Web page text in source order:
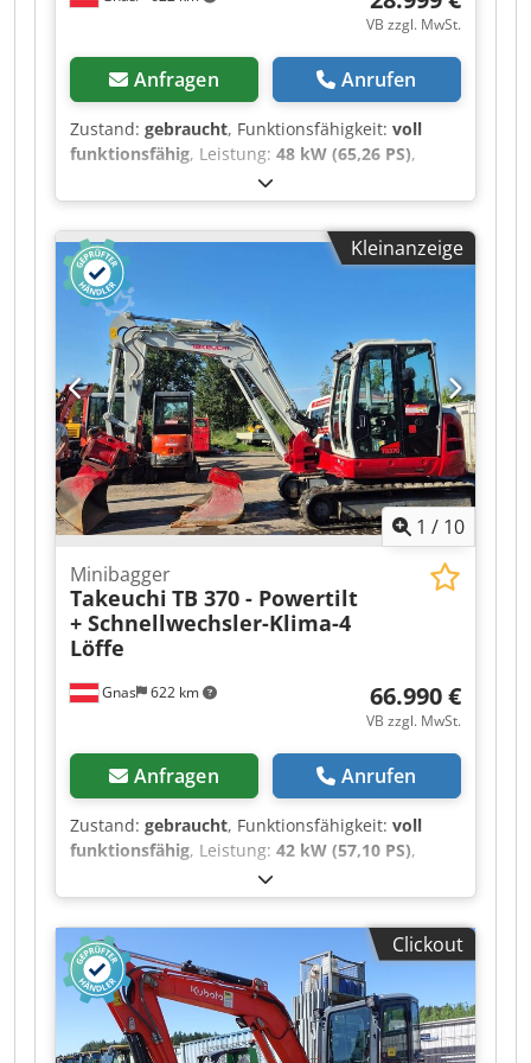
Klimaanlage, CE Zertifikat, Dkodpfxjzqxive Ahisr
VB zzgl. MwSt.
Anfragen Anrufen
Zustand: gebraucht, Funktionsfähigkeit: voll
funktionsfähig, Leistung: 48 kW (65,26 PS),
, Leergewicht:
Baujahr:2010, Betriebsstunden:8.809 h,
Antriebsart:Diesel, Minibagger Zustand
Technisch: gut Dedpfxezqxipo Ahiokr
Beschreibung: Bagger - Kettenbagger -
Raupenbagger - Minibagger TAKEUCHI TB 175 - -
Baujahr 2010 - - 8809 Betriebsstunden - -
hydraulischer Schnellwechsler - - -MARTIN-
POWERTILT - - KLIMAANLAGE - - 2 Stk.
Grabenlöffel 40 + 60 cm - - 1 Stk. Böschungslöffel
150 cm - - - 4-Zylinder YANMAR-Dieselmotor 48,2
kW - - - Gummiketten ca. 50% - -
DIESELBETANKUNGSPUMPE - - 3. + 4. Steuerkreis
- - 12 Volt-Anlage - - - guter Originalzustand
Schnellwechsler, Löffel, 3. Ventil, 4. Ventil,
Arbeitsscheinwerfer hinten, Arbeitsscheinwerfer
vorn, Heizung, Vollkabine, Klimaanlage,
Kleinanzeige
1 / 10
Gnas 622 km
Minibagger
Takeuchi TB 370 - Powertilt
+ Schnellwechsler-Klima-4
Löffe
66.990 €
VB zzgl. MwSt.
Anfragen Anrufen
Zustand: gebraucht, Funktionsfähigkeit: voll
funktionsfähig, Leistung: 42 kW (57,10 PS),
, Leergewicht:
Baujahr:2022, Betriebsstunden:1.374 h,
Antriebsart:Diesel, Minibagger Zustand:
Einsatzbereit und voll funktionsfähig Zustand
Technisch: sehr gut Beschreibung: Kettenbagger
- Bagger TAKEUCHI TB 370 - - KLIMAANLAGE - -
Baujahr 2022 - - Modelljahr 2013 - - 1374
Betriebsstunden - - hydraulischer
Clickout